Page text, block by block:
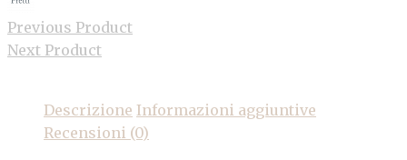
Previous Product
Next Product
Descrizione Informazioni aggiuntive
Recensioni (0)